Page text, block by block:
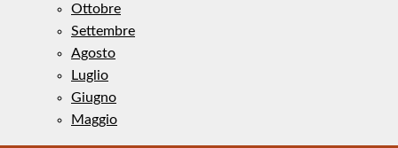
Ottobre
Settembre
Agosto
Luglio
Giugno
Maggio